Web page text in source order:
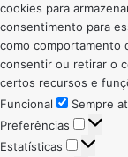
cookies para
consentimento para
como comportamento
consentir ou retirar o
certos recursos e
Funcional
Funcional
Sempre
Preferências
Estatísticas